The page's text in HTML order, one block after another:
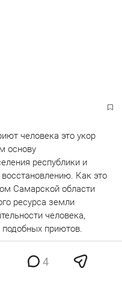
человека это укор
основу
республики и
Как это
Самарской области
ресурса земли
человека,
подобных приютов.
4